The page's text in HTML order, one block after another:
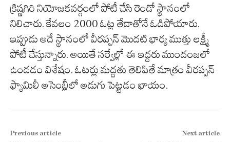
క్రిష్ణగిరి నియోజకవర్గంలో పోటీ చేసి రెండో స్థానంలో
నిలిచారు. కేవలం 2000 ఓట్ల తేడాతోనే ఓడిపోయారు.
ఇప్పుడు అదే స్థానంలో వీరప్పన్ మొదటి భార్య ముత్తు లక్ష్మీ
పోటీ చేస్తున్నారు. అయితే సర్వేల్లో ఈ ఇద్దరు ముందంజలో
ఉండడం విశేషం. ఓటర్లు మద్దతు తెలిపితే మాత్రం వీరప్పన్
ఫ్యామిలీ అసెంబ్లీలో అడుగు పెట్టడం ఖాయం.
Previous article Next article